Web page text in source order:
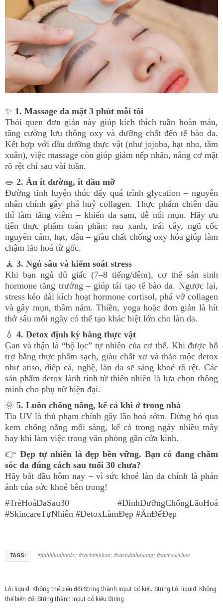
✨ 1. Massage da mặt 3 phút mỗi tối
Thói quen đơn giản này giúp kích thích tuần hoàn máu,
tăng cường lưu thông oxy và dưỡng chất đến tế bào da.
Kết hợp với dầu dưỡng thực vật (như jojoba, hạt nho, tầm
xuân), việc massage còn giúp giảm nếp nhăn, nâng cơ mặt
rõ rệt chỉ sau vài tuần.
🥗 2. Ăn ít đường, ít dầu mỡ
Đường tinh luyện thúc đẩy quá trình glycation – nguyên
nhân chính gây phá huỷ collagen. Thực phẩm chiên dầu
thì làm tăng viêm – khiến da sạm, dễ nổi mụn. Hãy ưu
tiên thực phẩm toàn phần: rau xanh, trái cây, ngũ cốc
nguyên cám, hạt, đậu – giàu chất chống oxy hóa giúp làm
chậm lão hoá từ gốc.
🧘 3. Ngủ sâu và kiểm soát stress
Khi bạn ngủ đủ giấc (7–8 tiếng/đêm), cơ thể sản sinh
hormone tăng trưởng – giúp tái tạo tế bào da. Ngược lại,
stress kéo dài kích hoạt hormone cortisol, phá vỡ collagen
và gây mụn, thâm nám. Thiền, yoga hoặc đơn giản là hít
thở sâu mỗi ngày có thể tạo khác biệt lớn cho làn da.
💧 4. Detox định kỳ bằng thực vật
Gan và thận là “bộ lọc” tự nhiên của cơ thể. Khi được hỗ
trợ bằng thực phẩm sạch, giàu chất xơ và thảo mộc detox
như atiso, diếp cá, nghệ, làn da sẽ sáng khoẻ rõ rệt. Các
sản phẩm detox lành tính từ thiên nhiên là lựa chọn thông
minh cho phụ nữ hiện đại.
🌞 5. Luôn chống nắng, kể cả khi ở trong nhà
Tia UV là thủ phạm chính gây lão hoá sớm. Đừng bỏ qua
kem chống nắng mỗi sáng, kể cả trong ngày nhiều mây
hay khi làm việc trong văn phòng gần cửa kính.
👉 Đẹp tự nhiên là đẹp bền vững. Bạn có đang chăm
sóc da đúng cách sau tuổi 30 chưa?
Hãy bắt đầu hôm nay – vì sức khoẻ làn da chính là phản
ánh của sức khoẻ bên trong!
#TrẻHoáDaSau30 #DinhDưỡngChốngLãoHoá
#SkincareTựNhiên #DetoxLàmĐẹp #ĂnĐểĐẹp
TAGS: #tinhhhoabooks; #sachtinhhoa; #sachdinhduong; #sachsuckhoe
Lỗi liquid: Không thể biến đổi String thành input có kiểu String Lỗi liquid: Không
thể biến đổi String thành input có kiểu String